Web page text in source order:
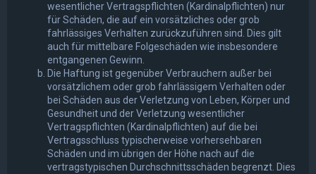
wesentlicher Vertragspflichten (Kardinalpflichten) nur
für Schäden, die auf ein vorsätzliches oder grob
fahrlässiges Verhalten zurückzuführen sind. Dies gilt
auch für mittelbare Folgeschäden wie insbesondere
entgangenen Gewinn.
Die Haftung ist gegenüber Verbrauchern außer bei
vorsätzlichem oder grob fahrlässigem Verhalten oder
bei Schäden aus der Verletzung von Leben, Körper und
Gesundheit und der Verletzung wesentlicher
Vertragspflichten (Kardinalpflichten) auf die bei
Vertragsschluss typischerweise vorhersehbaren
Schäden und im übrigen der Höhe nach auf die
vertragstypischen Durchschnittsschäden begrenzt. Dies